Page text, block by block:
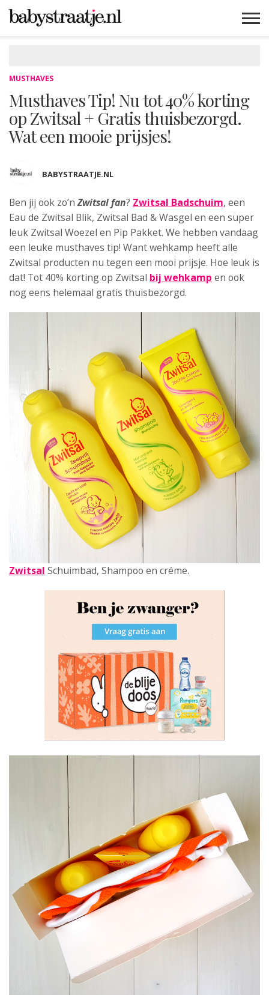
MUSTHAVES
Musthaves Tip! Nu tot 40% korting
op Zwitsal + Gratis thuisbezorgd.
Wat een mooie prijsjes!
BABYSTRAATJE.NL
Ben jij ook zo’nZwitsal fan? Zwitsal Badschuim, een
Eau de Zwitsal Blik, Zwitsal Bad & Wasgel en een super
leuk Zwitsal Woezel en Pip Pakket. We hebben vandaag
een leuke musthaves tip! Want wehkamp heeft alle
Zwitsal producten nu tegen een mooi prijsje. Hoe leuk is
dat! Tot 40% korting op Zwitsal bij wehkamp en ook
nog eens helemaal gratis thuisbezorgd.
Zwitsal Schuimbad, Shampoo en créme.